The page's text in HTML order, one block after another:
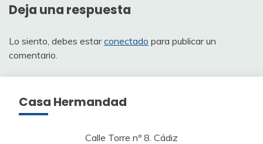
Deja una respuesta
Lo siento, debes estarconectado para publicar un
comentario.
Casa Hermandad
Calle Torre nº 8. Cádiz